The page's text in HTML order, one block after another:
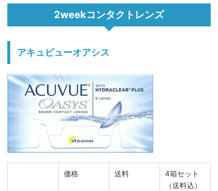
2weekコンタクトレンズ
アキュビューオアシス
価格 送料
4箱セット
（送料込）